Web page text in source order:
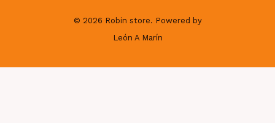
© 2026 Robin store. Powered by
León A Marín